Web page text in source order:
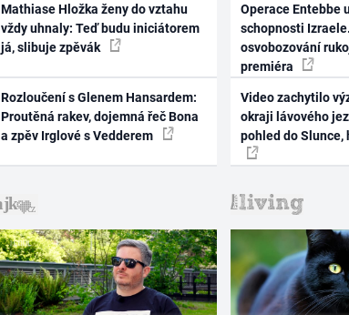
Mathiase Hložka ženy do vztahu
vždy uhnaly: Teď budu iniciátorem
já, slibuje zpěvák
Rozloučení s Glenem Hansardem:
Proutěná rakev, dojemná řeč Bona
a zpěv Irglové s Vedderem
Operace Entebbe
schopnosti
osvobozování
premiéra
Video zachytilo
okraji lávového
pohled do Slunce,